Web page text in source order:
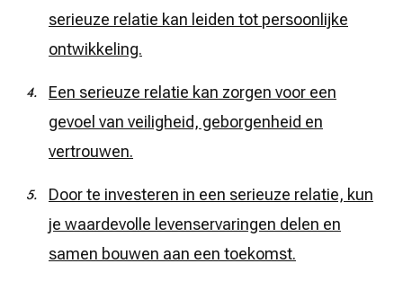
serieuze relatie kan leiden tot persoonlijke
ontwikkeling.
Een serieuze relatie kan zorgen voor een
gevoel van veiligheid, geborgenheid en
vertrouwen.
Door te investeren in een serieuze relatie, kun
je waardevolle levenservaringen delen en
samen bouwen aan een toekomst.